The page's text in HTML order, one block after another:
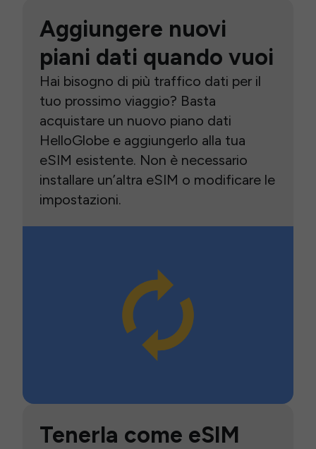
Aggiungere nuovi
piani dati quando vuoi
Hai bisogno di più traffico dati per il
tuo prossimo viaggio? Basta
acquistare un nuovo piano dati
HelloGlobe e aggiungerlo alla tua
eSIM esistente. Non è necessario
installare un’altra eSIM o modificare le
impostazioni.
Tenerla come eSIM